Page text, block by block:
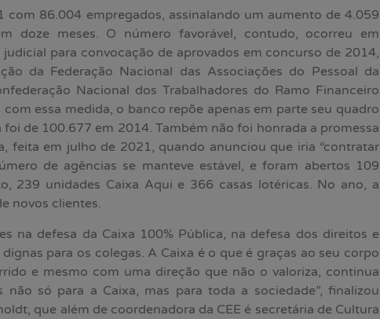
com 86.004 empregados, assinalando um aumento de 4.059
doze meses. O número favorável, contudo, ocorreu em
para convocação de aprovados em concurso de 2014,
da Federação Nacional das Associações do Pessoal da
Nacional dos Trabalhadores do Ramo Financeiro
essa medida, o banco repõe apenas em parte seu quadro
foi de 100.677 em 2014. Também não foi honrada a promessa
feita em julho de 2021, quando anunciou que iria “contratar
de agências se manteve estável, e foram abertos 109
239 unidades Caixa Aqui e 366 casas lotéricas. No ano, a
novos clientes.
na defesa da Caixa 100% Pública, na defesa dos direitos e
para os colegas. A Caixa é o que é graças ao seu corpo
e mesmo com uma direção que não o valoriza, continua
não só para a Caixa, mas para toda a sociedade”, finalizou
que além de coordenadora da CEE é secretária de Cultura